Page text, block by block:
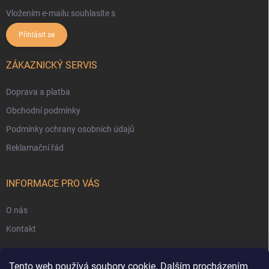
Tento web používá soubory cookie. Dalším procházením
Vložením e-mailu souhlasíte s
Přihlásit se
ZÁKAZNICKÝ SERVIS
Doprava a platba
Obchodní podmínky
Podmínky ochrany osobních údajů
Reklamační řád
INFORMACE PRO VÁS
O nás
Kontakt